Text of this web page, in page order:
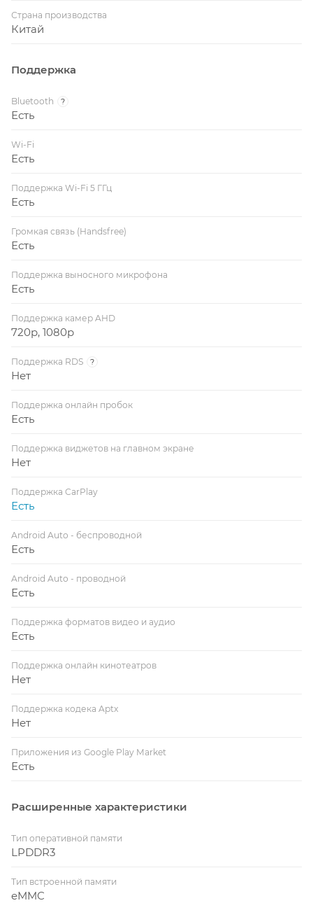
Страна производства
Китай
Поддержка
Bluetooth ?
Есть
Wi-Fi
Есть
Поддержка Wi-Fi 5 ГГц
Есть
Громкая связь (Handsfree)
Есть
Поддержка выносного микрофона
Есть
Поддержка камер AHD
720p, 1080p
Поддержка RDS ?
Нет
Поддержка онлайн пробок
Есть
Поддержка виджетов на главном экране
Нет
Поддержка CarPlay
Есть
Android Auto - беспроводной
Есть
Android Auto - проводной
Есть
Поддержка форматов видео и аудио
Есть
Поддержка онлайн кинотеатров
Нет
Поддержка кодека Aptx
Нет
Приложения из Google Play Market
Есть
Расширенные характеристики
Тип оперативной памяти
LPDDR3
Тип встроенной памяти
eMMC